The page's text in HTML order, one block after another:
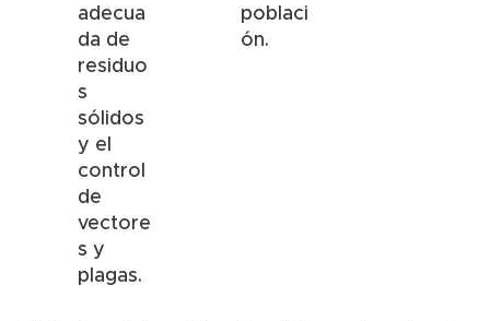
adecua
da de
residuo
s
sólidos
y el
control
de
vectore
s y
plagas.
poblaci
ón.